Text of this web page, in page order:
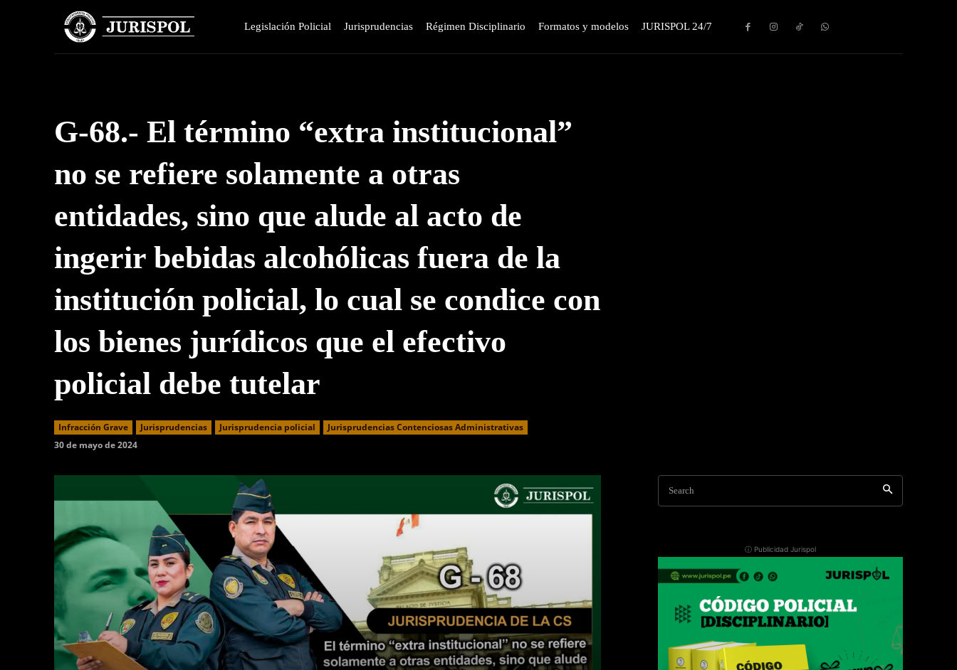
Legislación Policial Jurisprudencias Régimen Disciplinario Formatos y modelos JURISPOL 24/7
G-68.- El término “extra institucional”
no se refiere solamente a otras
entidades, sino que alude al acto de
ingerir bebidas alcohólicas fuera de la
institución policial, lo cual se condice con
los bienes jurídicos que el efectivo
policial debe tutelar
Infracción Grave Jurisprudencias Jurisprudencia policial
Jurisprudencias Contenciosas Administrativas
30 de mayo de 2024
Search
ⓘ Publicidad Jurispol